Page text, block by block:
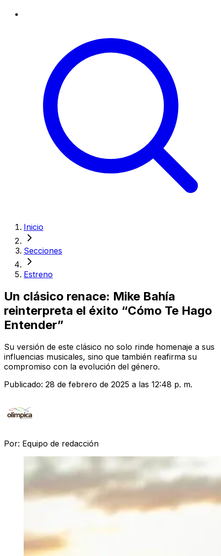
Inicio
Secciones
Estreno
Un clásico renace: Mike Bahía
reinterpreta el éxito “Cómo Te Hago
Entender”
Su versión de este clásico no solo rinde homenaje a sus
influencias musicales, sino que también reafirma su
compromiso con la evolución del género.
Publicado: 28 de febrero de 2025 a las 12:48 p. m.
Por: Equipo de redacción